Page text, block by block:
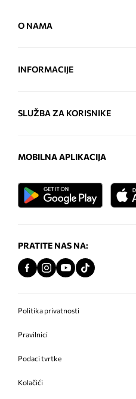
O NAMA
INFORMACIJE
SLUŽBA ZA KORISNIKE
MOBILNA APLIKACIJA
PRATITE NAS NA:
Politika privatnosti
Pravilnici
Podaci tvrtke
Kolačići